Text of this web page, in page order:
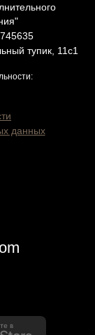
тупик, 11с1
данных